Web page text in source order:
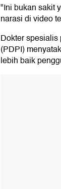
"Ini bukan sakit
narasi di video
Dokter
(PDPI)
lebih baik